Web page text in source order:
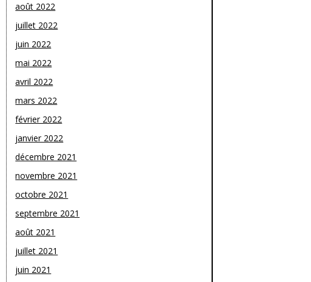
août 2022
juillet 2022
juin 2022
mai 2022
avril 2022
mars 2022
février 2022
janvier 2022
décembre 2021
novembre 2021
octobre 2021
septembre 2021
août 2021
juillet 2021
juin 2021